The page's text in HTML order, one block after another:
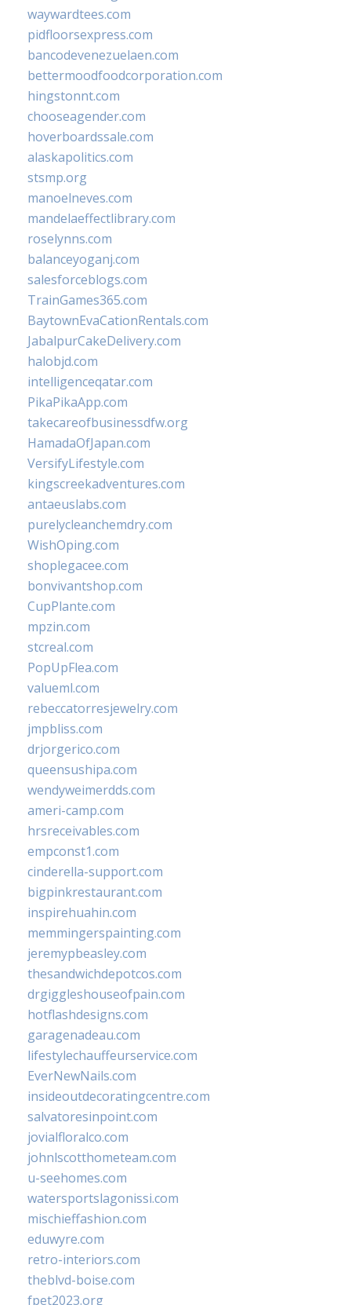
waywardtees.com
pidfloorsexpress.com
bancodevenezuelaen.com
bettermoodfoodcorporation.com
hingstonnt.com
chooseagender.com
hoverboardssale.com
alaskapolitics.com
stsmp.org
manoelneves.com
mandelaeffectlibrary.com
roselynns.com
balanceyoganj.com
salesforceblogs.com
TrainGames365.com
BaytownEvaCationRentals.com
JabalpurCakeDelivery.com
halobjd.com
intelligenceqatar.com
PikaPikaApp.com
takecareofbusinessdfw.org
HamadaOfJapan.com
VersifyLifestyle.com
kingscreekadventures.com
antaeuslabs.com
purelycleanchemdry.com
WishOping.com
shoplegacee.com
bonvivantshop.com
CupPlante.com
mpzin.com
stcreal.com
PopUpFlea.com
valueml.com
rebeccatorresjewelry.com
jmpbliss.com
drjorgerico.com
queensushipa.com
wendyweimerdds.com
ameri-camp.com
hrsreceivables.com
empconst1.com
cinderella-support.com
bigpinkrestaurant.com
inspirehuahin.com
memmingerspainting.com
jeremypbeasley.com
thesandwichdepotcos.com
drgiggleshouseofpain.com
hotflashdesigns.com
garagenadeau.com
lifestylechauffeurservice.com
EverNewNails.com
insideoutdecoratingcentre.com
salvatoresinpoint.com
jovialfloralco.com
johnlscotthometeam.com
u-seehomes.com
watersportslagonissi.com
mischieffashion.com
eduwyre.com
retro-interiors.com
theblvd-boise.com
fpet2023.org